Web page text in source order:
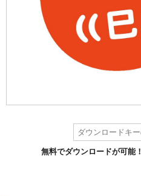
無料でダウンロードが可能！